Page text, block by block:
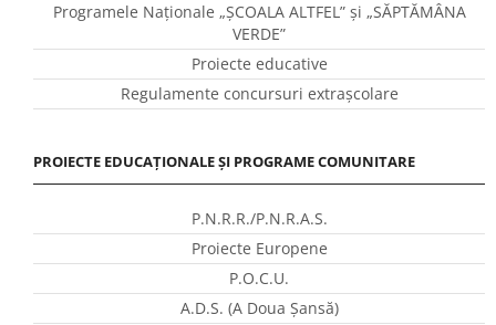
Programele Naţionale „ŞCOALA ALTFEL” și „SĂPTĂMÂNA
VERDE”
Proiecte educative
Regulamente concursuri extraşcolare
PROIECTE EDUCAȚIONALE ȘI PROGRAME COMUNITARE
P.N.R.R./P.N.R.A.S.
Proiecte Europene
P.O.C.U.
A.D.S. (A Doua Șansă)